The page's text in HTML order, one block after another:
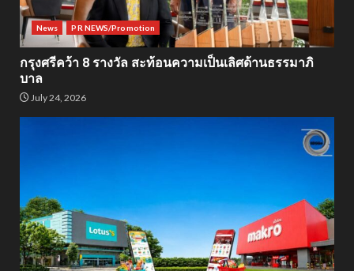
News PR NEWS/Promotion
กรุงศรีคว้า 8 รางวัล สะท้อนความเป็นเลิศด้านธรรมาภิ
บาล
July 24, 2026